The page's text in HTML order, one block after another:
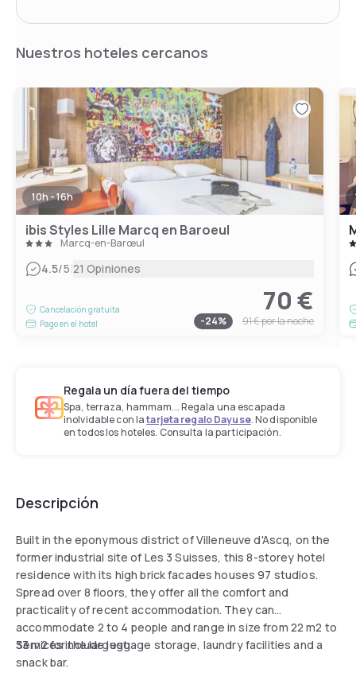
Nuestros hoteles cercanos
10h - 16h
ibis Styles Lille Marcq en Baroeul
Marcq-en-Barœul
4.5/5|21 Opiniones
Cancelación gratuita
Pago en el hotel
70 €
-24% 91 €por la noche
Regala un día fuera del tiempo
Spa, terraza, hammam... Regala una escapada
inolvidable con latarjeta regalo Dayuse. No disponible
en todos los hoteles. Consulta la participación.
Descripción
Built in the eponymous district of Villeneuve d'Ascq, on the
former industrial site of Les 3 Suisses, this 8-storey hotel
residence with its high brick facades houses 97 studios.
Spread over 8 floors, they offer all the comfort and
practicality of recent accommodation. They can
accommodate 2 to 4 people and range in size from 22 m2 to
33 m2 for the largest.
Services include luggage storage, laundry facilities and a
snack bar.